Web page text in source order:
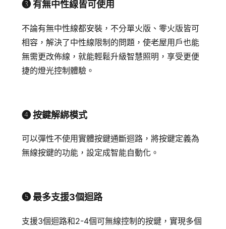
➌ 有無中性線皆可使用
不論有無中性線都安裝，不分單火版、零火版皆可
相容， 解決了中性線限制的問題，使老屋用戶也能
無需更改佈線，就能輕鬆升級智慧照明，享受更便
捷的燈光控制體驗。
➍ 按鍵解綁模式
可以彈性不使用實體按鍵通斷迴路，將按鍵定義為
無線按鍵的功能，設定成智能自動化。
➎ 最多支援3個迴路
支援3個迴路和2-4個可無線控制的按鍵，實現多個